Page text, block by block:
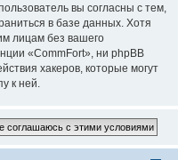
вы согласны с тем,
в базе данных. Хотя
лицам без вашего
«CommFort», ни phpBB
хакеров, которые могут
к ней.